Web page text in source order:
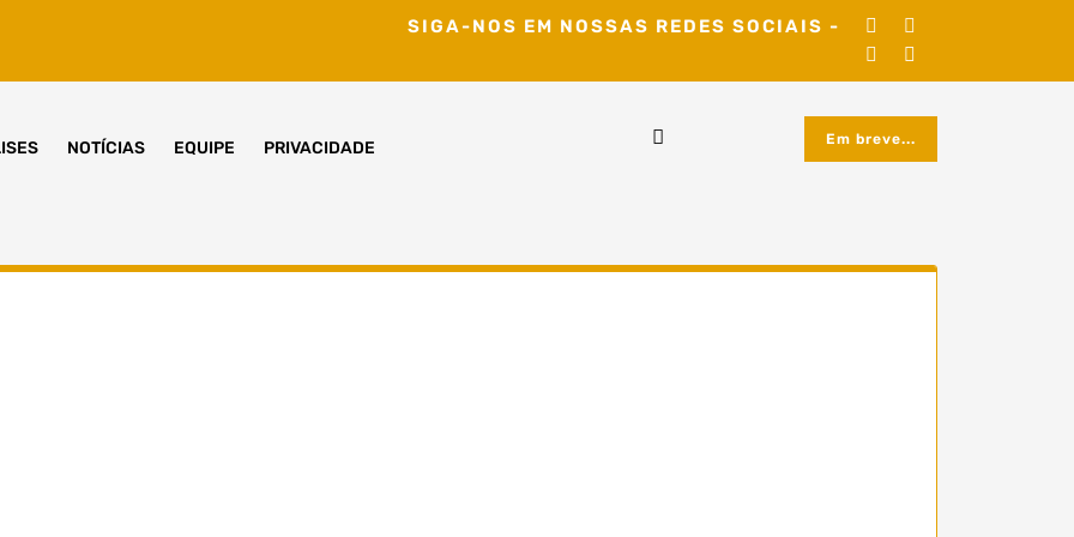
SIGA-NOS EM NOSSAS REDES SOCIAIS -
NOTÍCIAS EQUIPE PRIVACIDADE Em breve...